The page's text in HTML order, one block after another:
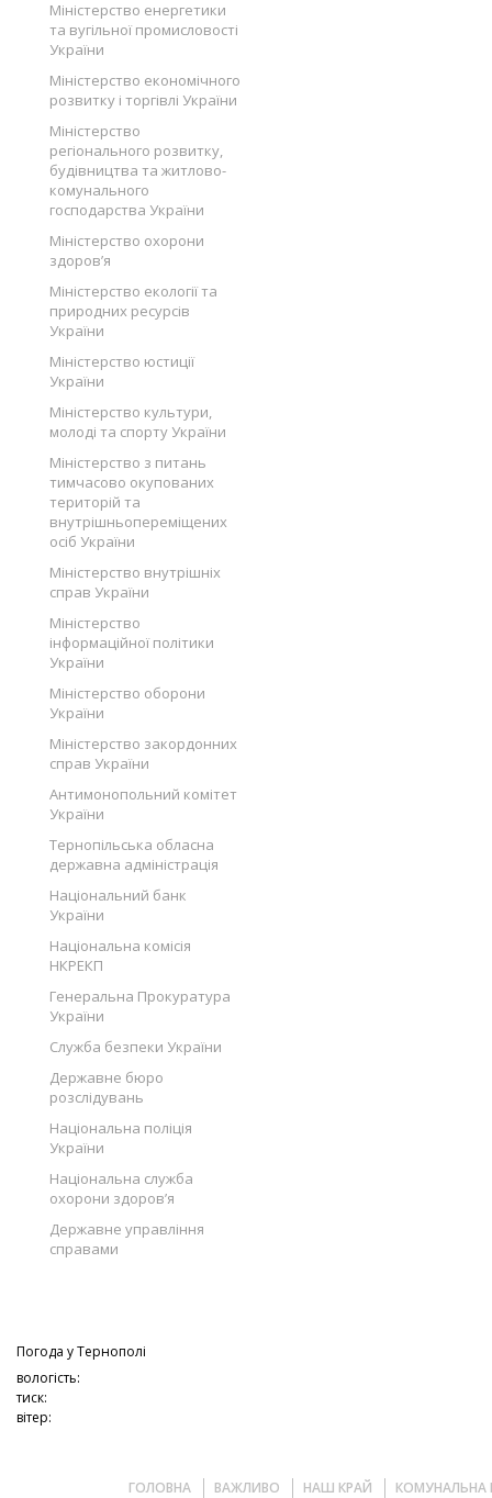
Міністерство енергетики
та вугільної промисловості
України
Міністерство економічного
розвитку і торгівлі України
Міністерство
регіонального розвитку,
будівництва та житлово-
комунального
господарства України
Міністерство охорони
здоров’я
Міністерство екології та
природних ресурсів
України
Міністерство юстиції
України
Міністерство культури,
молоді та спорту України
Міністерство з питань
тимчасово окупованих
територій та
внутрішньопереміщених
осіб України
Міністерство внутрішніх
справ України
Міністерство
інформаційної політики
України
Міністерство оборони
України
Міністерство закордонних
справ України
Антимонопольний комітет
України
Тернопільська обласна
державна адміністрація
Національний банк
України
Національна комісія
НКРЕКП
Генеральна Прокуратура
України
Служба безпеки України
Державне бюро
розслідувань
Національна поліція
України
Національна служба
охорони здоров’я
Державне управління
справами
Погода уТернополі
вологість:
тиск:
вітер:
ГОЛОВНА ВАЖЛИВО НАШ КРАЙ
КОМУНАЛЬНА